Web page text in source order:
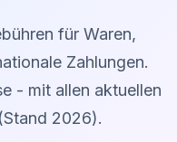
für Waren,
Zahlungen.
- mit allen aktuellen
2026).